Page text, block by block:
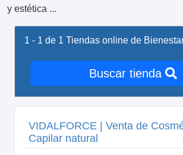
y estética ...
1 - 1 de 1 Tiendas online de
Buscar tienda
VIDALFORCE | Venta de
Capilar natural